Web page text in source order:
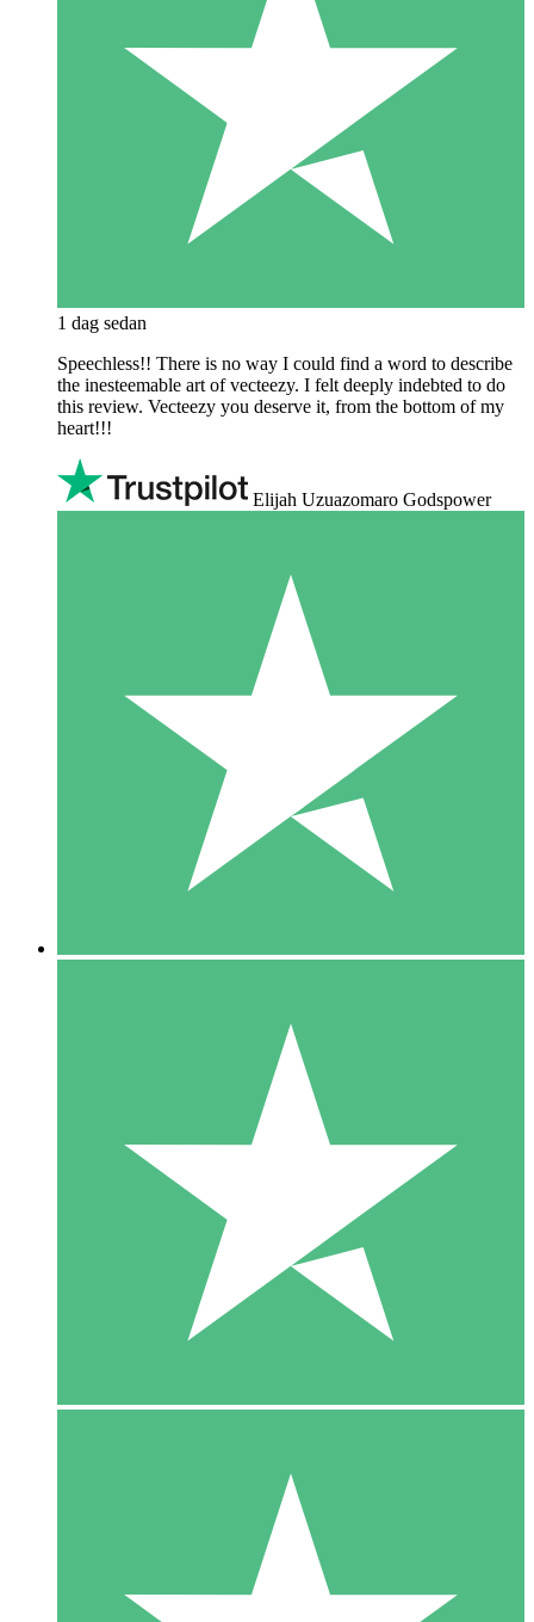
1 dag sedan
Speechless!! There is no way I could find a word to describe
the inesteemable art of vecteezy. I felt deeply indebted to do
this review. Vecteezy you deserve it, from the bottom of my
heart!!!
Elijah Uzuazomaro Godspower